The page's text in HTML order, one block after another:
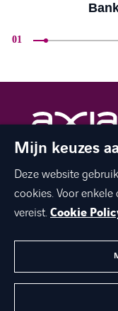
01
The best of ICT
linkedinyoutube
Mijn keuzes
Deze website
cookies. Voor
vereist.Cookie